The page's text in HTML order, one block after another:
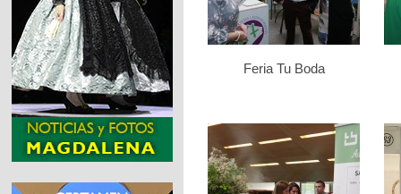
Feria Tu Boda